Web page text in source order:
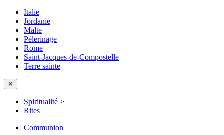
Italie
Jordanie
Malte
Pèlerinage
Rome
Saint-Jacques-de-Compostelle
Terre sainte
✕
Spiritualité >
Rites
Communion